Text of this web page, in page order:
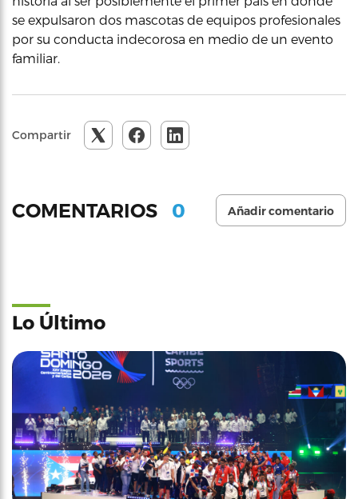
se expulsaron dos mascotas de equipos profesionales
por su conducta indecorosa en medio de un evento
familiar.
Compartir
COMENTARIOS 0 Añadir comentario
Lo Último